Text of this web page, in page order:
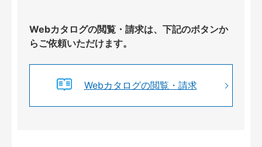
Webカタログの閲覧・請求は、下記のボタンか
らご依頼いただけます。
Webカタログの閲覧・請求